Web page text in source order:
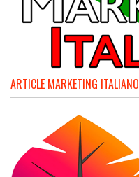
ARTICLE MARKETING ITALIANO